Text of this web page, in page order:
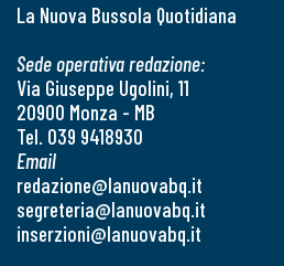
La Nuova Bussola Quotidiana
Sede operativa redazione:
Via Giuseppe Ugolini, 11
20900 Monza - MB
Tel. 039 9418930
Email
redazione@lanuovabq.it
segreteria@lanuovabq.it
inserzioni@lanuovabq.it